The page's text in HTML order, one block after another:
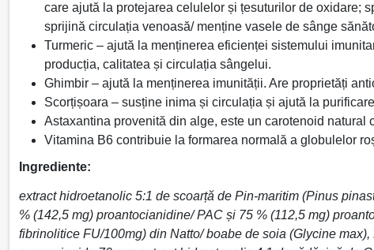
care ajută la protejarea celulelor și țesuturilor de oxidare;
sprijină circulația venoasă/ menține vasele de sânge
Turmeric – ajută la menținerea eficienței sistemului
producția, calitatea și circulația sângelui.
Ghimbir – ajută la menținerea imunității. Are proprietăți
Scorțișoara – susține inima și circulația și ajută la
Astaxantina provenită din alge, este un carotenoid natural
Vitamina B6 contribuie la formarea normală a globulelor
Ingrediente:
extract hidroetanolic 5:1 de scoarță de Pin-maritim (Pinus
% (142,5 mg) proantocianidine/ PAC și 75 % (112,5 mg)
fibrinolitice FU/100mg) din Natto/ boabe de soia (Glycine